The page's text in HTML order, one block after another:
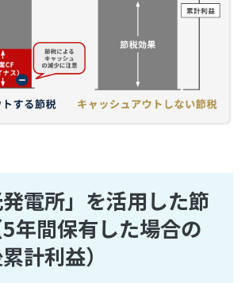
発電所」を活用した節
年間保有した場合の
計利益）